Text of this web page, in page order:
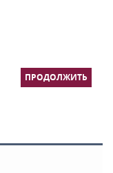
ПРОДОЛЖИТЬ